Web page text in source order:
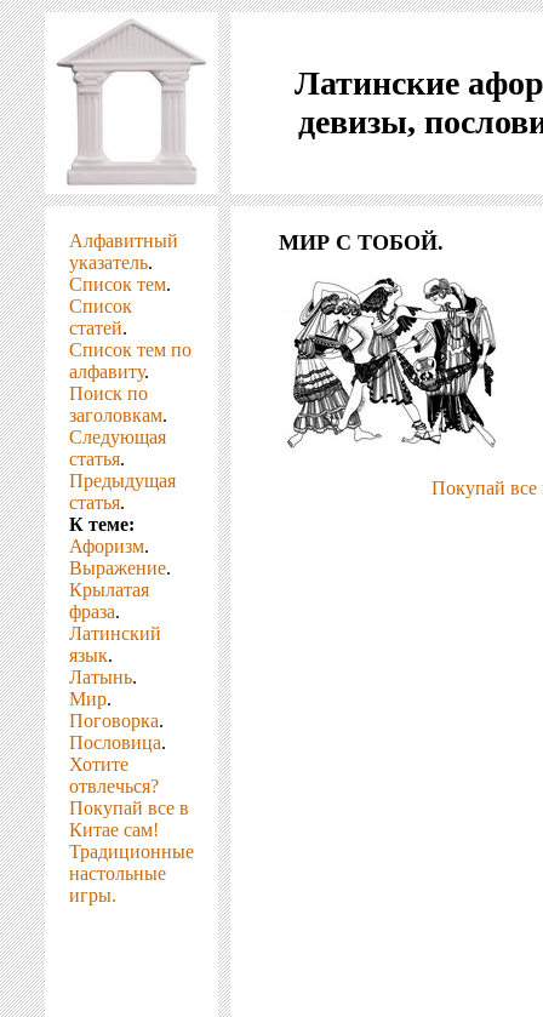
Латинские
девизы,
Алфавитный
указатель.
Список тем.
Список
статей.
Список тем по
алфавиту.
Поиск по
заголовкам.
Следующая
статья.
Предыдущая
статья.
К теме:
Афоризм.
Выражение.
Крылатая
фраза.
Латинский
язык.
Латынь.
Мир.
Поговорка.
Пословица.
Хотите
отвлечься?
Покупай все в
Китае сам!
Традиционные
настольные
игры.
МИР С ТОБОЙ.
Покупай все